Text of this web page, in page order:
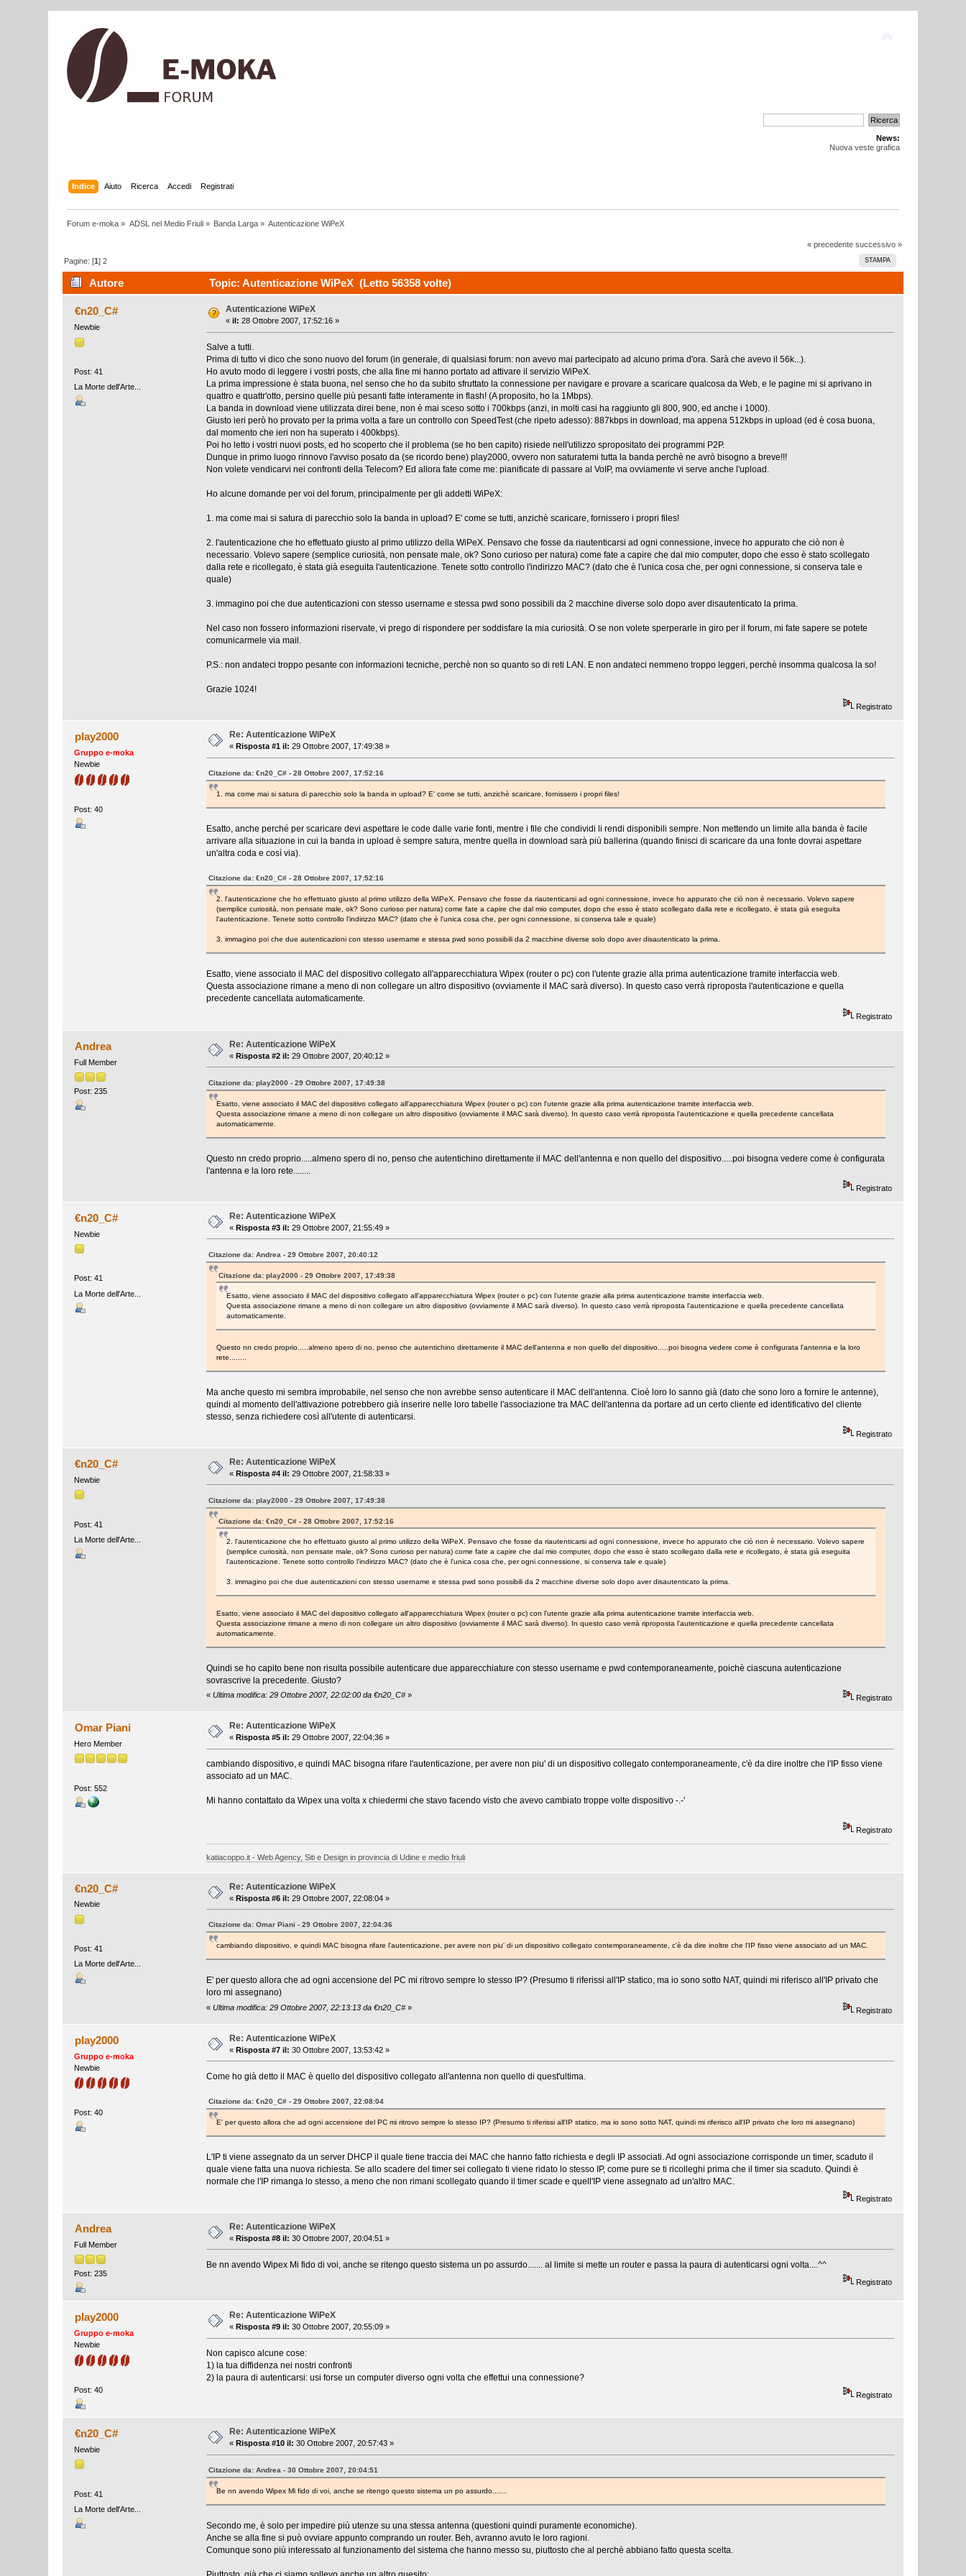
News:
Nuova veste grafica
Indice Aiuto Ricerca Accedi Registrati
Forum e-moka » ADSL nel Medio Friuli» Banda Larga » Autenticazione WiPeX
« precedente successivo »
STAMPA
Pagine: [1]2
Autore Topic: Autenticazione WiPeX (Letto 56358 volte)
€n20_C#
Newbie
Post: 41
La Morte dell'Arte...
Autenticazione WiPeX
«il: 28 Ottobre 2007, 17:52:16 »
Salve a tutti.
Prima di tutto vi dico che sono nuovo del forum (in generale, di qualsiasi forum: non avevo mai partecipato ad alcuno prima d'ora. Sarà che avevo il 56k...).
Ho avuto modo di leggere i vostri posts, che alla fine mi hanno portato ad attivare il servizio WiPeX.
La prima impressione è stata buona, nel senso che ho da subito sfruttato la connessione per navigare e provare a scaricare qualcosa da Web, e le pagine mi si aprivano in
quattro e quattr'otto, persino quelle più pesanti fatte interamente in flash! (A proposito, ho la 1Mbps).
La banda in download viene utilizzata direi bene, non è mai sceso sotto i 700kbps (anzi, in molti casi ha raggiunto gli 800, 900, ed anche i 1000).
Giusto ieri però ho provato per la prima volta a fare un controllo con SpeedTest (che ripeto adesso): 887kbps in download, ma appena 512kbps in upload (ed è cosa buona,
dal momento che ieri non ha superato i 400kbps).
Poi ho letto i vostri nuovi posts, ed ho scoperto che il problema (se ho ben capito) risiede nell'utilizzo spropositato dei programmi P2P.
Dunque in primo luogo rinnovo l'avviso posato da (se ricordo bene) play2000, ovvero non saturatemi tutta la banda perchè ne avrò bisogno a breve!!!
Non volete vendicarvi nei confronti della Telecom? Ed allora fate come me: pianificate di passare al VoIP, ma ovviamente vi serve anche l'upload.
Ho alcune domande per voi del forum, principalmente per gli addetti WiPeX:
1. ma come mai si satura di parecchio solo la banda in upload? E' come se tutti, anzichè scaricare, fornissero i propri files!
2. l'autenticazione che ho effettuato giusto al primo utilizzo della WiPeX. Pensavo che fosse da riautenticarsi ad ogni connessione, invece ho appurato che ciò non è
necessario. Volevo sapere (semplice curiosità, non pensate male, ok? Sono curioso per natura) come fate a capire che dal mio computer, dopo che esso è stato scollegato
dalla rete e ricollegato, è stata già eseguita l'autenticazione. Tenete sotto controllo l'indirizzo MAC? (dato che è l'unica cosa che, per ogni connessione, si conserva tale e
quale)
3. immagino poi che due autenticazioni con stesso username e stessa pwd sono possibili da 2 macchine diverse solo dopo aver disautenticato la prima.
Nel caso non fossero informazioni riservate, vi prego di rispondere per soddisfare la mia curiosità. O se non volete sperperarle in giro per il forum, mi fate sapere se potete
comunicarmele via mail.
P.S.: non andateci troppo pesante con informazioni tecniche, perchè non so quanto so di reti LAN. E non andateci nemmeno troppo leggeri, perchè insomma qualcosa la so!
Grazie 1024!
Registrato
play2000
Gruppo e-moka
Newbie
Post: 40
Re: Autenticazione WiPeX
« Risposta #1 il: 29 Ottobre 2007, 17:49:38 »
Citazione da: €n20_C# - 28 Ottobre 2007, 17:52:16
1. ma come mai si satura di parecchio solo la banda in upload? E' come se tutti, anzichè scaricare, fornissero i propri files!
Esatto, anche perché per scaricare devi aspettare le code dalle varie fonti, mentre i file che condividi li rendi disponibili sempre. Non mettendo un limite alla banda è facile
arrivare alla situazione in cui la banda in upload è sempre satura, mentre quella in download sarà più ballerina (quando finisci di scaricare da una fonte dovrai aspettare
un'altra coda e così via).
Citazione da: €n20_C# - 28 Ottobre 2007, 17:52:16
2. l'autenticazione che ho effettuato giusto al primo utilizzo della WiPeX. Pensavo che fosse da riautenticarsi ad ogni connessione, invece ho appurato che ciò non è necessario. Volevo sapere
(semplice curiosità, non pensate male, ok? Sono curioso per natura) come fate a capire che dal mio computer, dopo che esso è stato scollegato dalla rete e ricollegato, è stata già eseguita
l'autenticazione. Tenete sotto controllo l'indirizzo MAC? (dato che è l'unica cosa che, per ogni connessione, si conserva tale e quale)
3. immagino poi che due autenticazioni con stesso username e stessa pwd sono possibili da 2 macchine diverse solo dopo aver disautenticato la prima.
Esatto, viene associato il MAC del dispositivo collegato all'apparecchiatura Wipex (router o pc) con l'utente grazie alla prima autenticazione tramite interfaccia web.
Questa associazione rimane a meno di non collegare un altro dispositivo (ovviamente il MAC sarà diverso). In questo caso verrà riproposta l'autenticazione e quella
precedente cancellata automaticamente.
Registrato
Andrea
Full Member
Post: 235
Re: Autenticazione WiPeX
«Risposta #2 il: 29 Ottobre 2007, 20:40:12 »
Citazione da: play2000 - 29 Ottobre 2007, 17:49:38
Esatto, viene associato il MAC del dispositivo collegato all'apparecchiatura Wipex (router o pc) con l'utente grazie alla prima autenticazione tramite interfaccia web.
Questa associazione rimane a meno di non collegare un altro dispositivo (ovviamente il MAC sarà diverso). In questo caso verrà riproposta l'autenticazione e quella precedente cancellata
automaticamente.
Questo nn credo proprio.....almeno spero di no, penso che autentichino direttamente il MAC dell'antenna e non quello del dispositivo.....poi bisogna vedere come è configurata
l'antenna e la loro rete........
Registrato
€n20_C#
Newbie
Post: 41
La Morte dell'Arte...
Re: Autenticazione WiPeX
«Risposta #3 il: 29 Ottobre 2007, 21:55:49 »
Citazione da: Andrea - 29 Ottobre 2007, 20:40:12
Citazione da: play2000 - 29 Ottobre 2007, 17:49:38
Esatto, viene associato il MAC del dispositivo collegato all'apparecchiatura Wipex (router o pc) con l'utente grazie alla prima autenticazione tramite interfaccia web.
Questa associazione rimane a meno di non collegare un altro dispositivo (ovviamente il MAC sarà diverso). In questo caso verrà riproposta l'autenticazione e quella precedente cancellata
automaticamente.
Questo nn credo proprio.....almeno spero di no, penso che autentichino direttamente il MAC dell'antenna e non quello del dispositivo.....poi bisogna vedere come è configurata l'antenna e la loro
rete........
Ma anche questo mi sembra improbabile, nel senso che non avrebbe senso autenticare il MAC dell'antenna. Cioè loro lo sanno già (dato che sono loro a fornire le antenne),
quindi al momento dell'attivazione potrebbero già inserire nelle loro tabelle l'associazione tra MAC dell'antenna da portare ad un certo cliente ed identificativo del cliente
stesso, senza richiedere così all'utente di autenticarsi.
Registrato
€n20_C#
Newbie
Post: 41
La Morte dell'Arte...
Re: Autenticazione WiPeX
«Risposta #4 il: 29 Ottobre 2007, 21:58:33 »
Citazione da: play2000 - 29 Ottobre 2007, 17:49:38
Citazione da: €n20_C# - 28 Ottobre 2007, 17:52:16
2. l'autenticazione che ho effettuato giusto al primo utilizzo della WiPeX. Pensavo che fosse da riautenticarsi ad ogni connessione, invece ho appurato che ciò non è necessario. Volevo sapere
(semplice curiosità, non pensate male, ok? Sono curioso per natura) come fate a capire che dal mio computer, dopo che esso è stato scollegato dalla rete e ricollegato, è stata già eseguita
l'autenticazione. Tenete sotto controllo l'indirizzo MAC? (dato che è l'unica cosa che, per ogni connessione, si conserva tale e quale)
3. immagino poi che due autenticazioni con stesso username e stessa pwd sono possibili da 2 macchine diverse solo dopo aver disautenticato la prima.
Esatto, viene associato il MAC del dispositivo collegato all'apparecchiatura Wipex (router o pc) con l'utente grazie alla prima autenticazione tramite interfaccia web.
Questa associazione rimane a meno di non collegare un altro dispositivo (ovviamente il MAC sarà diverso). In questo caso verrà riproposta l'autenticazione e quella precedente cancellata
automaticamente.
Quindi se ho capito bene non risulta possibile autenticare due apparecchiature con stesso username e pwd contemporaneamente, poichè ciascuna autenticazione
sovrascrive la precedente. Giusto?
« Ultima modifica: 29 Ottobre 2007, 22:02:00 da €n20_C#» Registrato
Omar Piani
Hero Member
Post: 552
Re: Autenticazione WiPeX
«Risposta #5 il: 29 Ottobre 2007, 22:04:36 »
cambiando dispositivo, e quindi MAC bisogna rifare l'autenticazione, per avere non piu' di un dispositivo collegato contemporaneamente, c'è da dire inoltre che l'IP fisso viene
associato ad un MAC.
Mi hanno contattato da Wipex una volta x chiedermi che stavo facendo visto che avevo cambiato troppe volte dispositivo -.-'
Registrato
katiacoppo.it - Web Agency, Siti e Design in provincia di Udine e medio friuli
€n20_C#
Newbie
Post: 41
La Morte dell'Arte...
Re: Autenticazione WiPeX
«Risposta #6 il: 29 Ottobre 2007, 22:08:04 »
Citazione da: Omar Piani - 29 Ottobre 2007, 22:04:36
cambiando dispositivo, e quindi MAC bisogna rifare l'autenticazione, per avere non piu' di un dispositivo collegato contemporaneamente, c'è da dire inoltre che l'IP fisso viene associato ad un MAC.
E' per questo allora che ad ogni accensione del PC mi ritrovo sempre lo stesso IP? (Presumo ti riferissi all'IP statico, ma io sono sotto NAT, quindi mi riferisco all'IP privato che
loro mi assegnano)
« Ultima modifica: 29 Ottobre 2007, 22:13:13 da €n20_C#» Registrato
play2000
Gruppo e-moka
Newbie
Post: 40
Re: Autenticazione WiPeX
«Risposta #7 il: 30 Ottobre 2007, 13:53:42 »
Come ho già detto il MAC è quello del dispositivo collegato all'antenna non quello di quest'ultima.
Citazione da: €n20_C# - 29 Ottobre 2007, 22:08:04
E' per questo allora che ad ogni accensione del PC mi ritrovo sempre lo stesso IP? (Presumo ti riferissi all'IP statico, ma io sono sotto NAT, quindi mi riferisco all'IP privato che loro mi assegnano)
L'IP ti viene assegnato da un server DHCP il quale tiene traccia dei MAC che hanno fatto richiesta e degli IP associati. Ad ogni associazione corrisponde un timer, scaduto il
quale viene fatta una nuova richiesta. Se allo scadere del timer sei collegato ti viene ridato lo stesso IP, come pure se ti ricolleghi prima che il timer sia scaduto. Quindi è
normale che l'IP rimanga lo stesso, a meno che non rimani scollegato quando il timer scade e quell'IP viene assegnato ad un'altro MAC.
Registrato
Andrea
Full Member
Post: 235
Re: Autenticazione WiPeX
«Risposta #8 il: 30 Ottobre 2007, 20:04:51 »
Be nn avendo Wipex Mi fido di voi, anche se ritengo questo sistema un po assurdo....... al limite si mette un router e passa la paura di autenticarsi ogni volta....^^
Registrato
play2000
Gruppo e-moka
Newbie
Post: 40
Re: Autenticazione WiPeX
« Risposta #9 il: 30 Ottobre 2007, 20:55:09 »
Non capisco alcune cose:
1) la tua diffidenza nei nostri confronti
2) la paura di autenticarsi: usi forse un computer diverso ogni volta che effettui una connessione?
Registrato
€n20_C#
Newbie
Post: 41
La Morte dell'Arte...
Re: Autenticazione WiPeX
«Risposta #10 il: 30 Ottobre 2007, 20:57:43 »
Citazione da: Andrea - 30 Ottobre 2007, 20:04:51
Be nn avendo Wipex Mi fido di voi, anche se ritengo questo sistema un po assurdo.......
Secondo me, è solo per impedire più utenze su una stessa antenna (questioni quindi puramente economiche).
Anche se alla fine si può ovviare appunto comprando un router. Beh, avranno avuto le loro ragioni.
Comunque sono più interessato al funzionamento del sistema che hanno messo su, piuttosto che al perchè abbiano fatto questa scelta.